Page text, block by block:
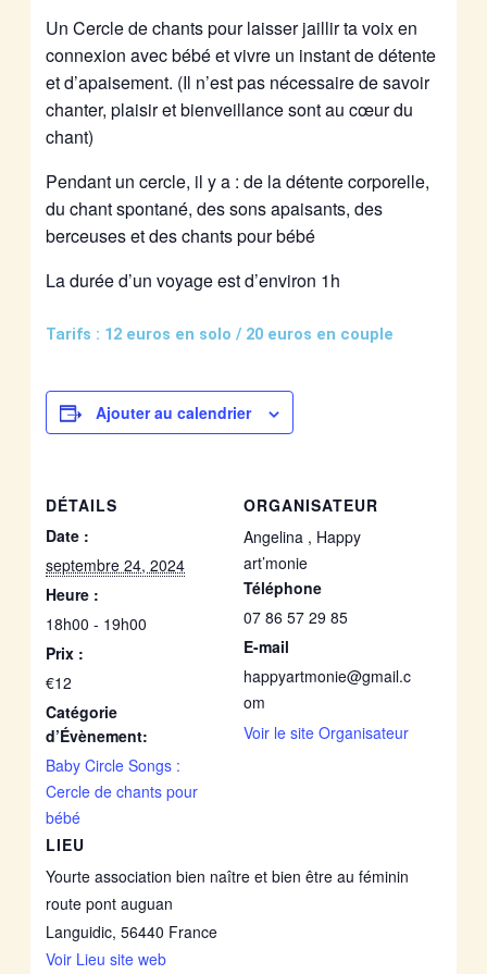
Un Cercle de chants pour laisser jaillir ta voix en
connexion avec bébé et vivre un instant de détente
et d’apaisement. (Il n’est pas nécessaire de savoir
chanter, plaisir et bienveillance sont au cœur du
chant)
Pendant un cercle, il y a : de la détente corporelle,
du chant spontané, des sons apaisants, des
berceuses et des chants pour bébé
La durée d’un voyage est d’environ 1h
Tarifs : 12 euros en solo / 20 euros en couple
Ajouter au calendrier
DÉTAILS
Date :
septembre 24, 2024
Heure :
18h00 - 19h00
Prix :
€12
Catégorie
d’Évènement:
Baby Circle Songs :
Cercle de chants pour
bébé
LIEU
Yourte association bien naître et bien être au féminin
route pont auguan
Languidic, 56440 France
Voir Lieu site web
ORGANISATEUR
Angelina , Happy
art’monie
Téléphone
07 86 57 29 85
E-mail
happyartmonie@gmail.c
om
Voir le site Organisateur